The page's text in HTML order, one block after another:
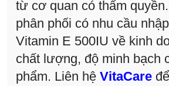
từ cơ quan có thẩm
phân phối có nhu cầu
Vitamin E 500IU về kinh
chất lượng, độ minh bạch
phẩm. Liên hệ VitaCare